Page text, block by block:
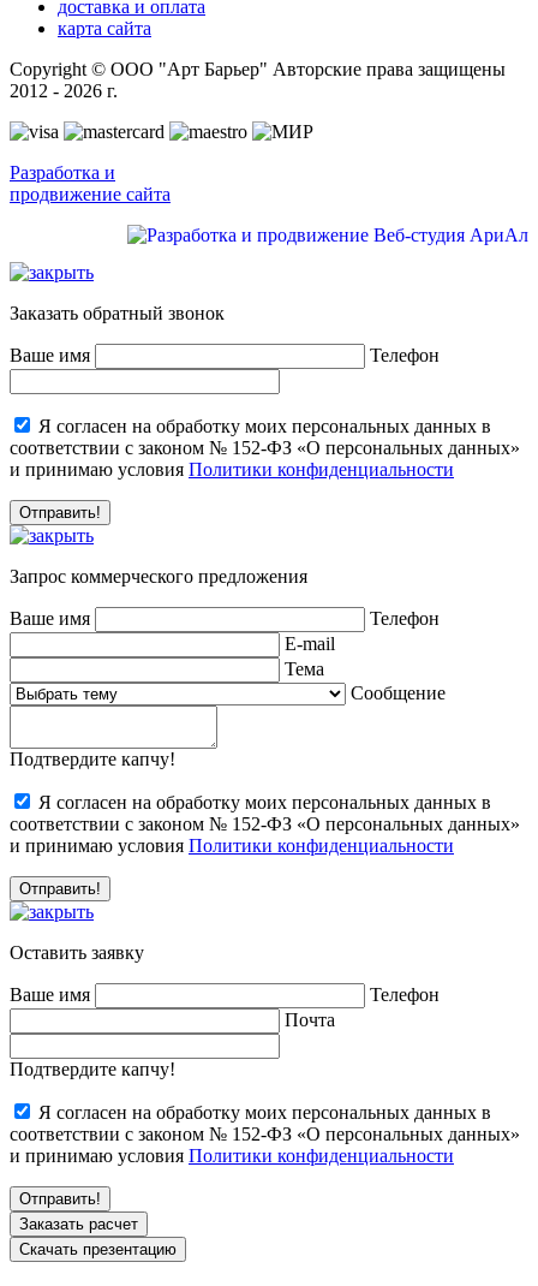
доставка и оплата
карта сайта
Copyright © ООО "Арт Барьер" Авторские права защищены
2012 - 2026 г.
Разработка и
продвижение сайта
Заказать обратный звонок
Ваше имя Телефон
Я согласен на обработку моих персональных данных в
соответствии с законом № 152-ФЗ «О персональных данных»
и принимаю условия Политики конфиденциальности
Запрос коммерческого предложения
Ваше имя
Телефон
E-mail
Тема
Сообщение
Подтвердите капчу!
Я согласен на обработку моих персональных данных в
соответствии с законом № 152-ФЗ «О персональных данных»
и принимаю условия Политики конфиденциальности
Оставить заявку
Ваше имя
Телефон
Почта
Подтвердите капчу!
Я согласен на обработку моих персональных данных в
соответствии с законом № 152-ФЗ «О персональных данных»
и принимаю условия Политики конфиденциальности
Заказать расчет
Скачать презентацию